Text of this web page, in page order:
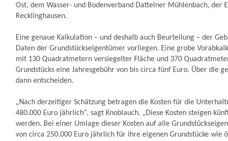
Ost, dem Wasser- und Bodenverband Dattelner Mühlenbach, der
Recklinghausen.
Eine genaue Kalkulation – und deshalb auch Beurteilung – der
Daten der Grundstückseigentümer vorliegen. Eine grobe
mit 130 Quadratmetern versiegelter Fläche und 370
Grundstücks eine Jahresgebühr von bis circa fünf Euro. Über die
dann entscheiden.
„Nach derzeitiger Schätzung betragen die Kosten für die
480.000 Euro jährlich“, sagt Knoblauch. „Diese Kosten steigen
werden. Bei einer Umlage dieser Kosten auf alle
von circa 250.000 Euro jährlich für ihre eigenen Grundstücke wie